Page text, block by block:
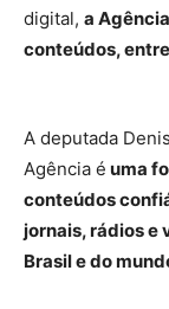
digital, a
conteúdos,
A deputada
Agência é uma
conteúdos
jornais, rádios e
Brasil e do